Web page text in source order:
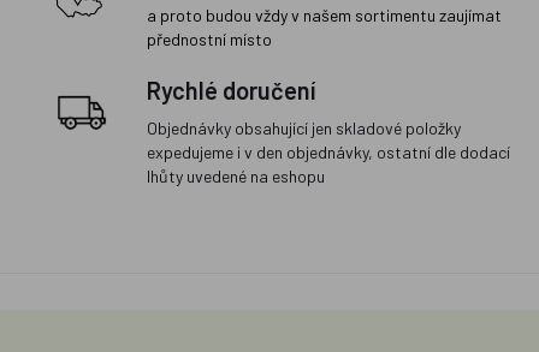
a proto budou vždy v našem sortimentu zaujímat
přednostní místo
Rychlé doručení
Objednávky obsahující jen skladové položky
expedujeme i v den objednávky, ostatní dle dodací
lhůty uvedené na eshopu